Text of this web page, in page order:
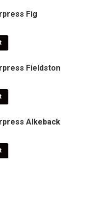
Fig
Fieldston
Alkeback